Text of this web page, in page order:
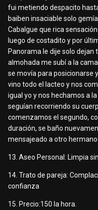
fui metiendo despacito
baiben insaciable solo
Cabalgue que rica
luego de costadito y por
Panorama le dije solo dejan
almohada me subí a la
se movía para posicionarse
vino todo el lacteo y nos
igual yo y nos hechamos a
seguían recorriendo su
comenzamos el segundo,
duración, se baño
mensajeado a otro hermano
13. Aseo Personal: Limpia
14. Trato de pareja:
confianza
15. Precio:150 la hora.